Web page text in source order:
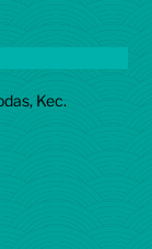
Kec.